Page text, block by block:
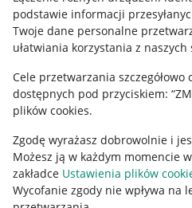
podstawie informacji
Twoje dane personalne
ułatwiania korzystania z naszych
Cele przetwarzania
dostępnych pod przyciskiem:
plików cookies.
Zgodę wyrażasz dobrowolnie i
Możesz ją w każdym momencie
zakładce Ustawienia plików
Wycofanie zgody nie wpływa na
Polityka plików "cookies"
Ustawienia plików "cookies"
Udostępnianie lokalizacji
Informacje dla Aktu o Usługach
Pobierz aplikację